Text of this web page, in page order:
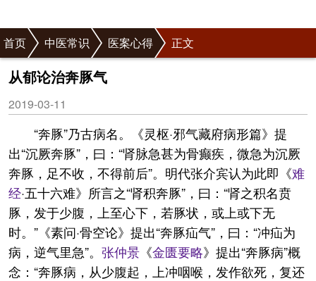
首页 中医常识 医案心得 正文
从郁论治奔豚气
2019-03-11
“奔豚”乃古病名。《灵枢·邪气藏府病形篇》提
出“沉厥奔豚”，曰：“肾脉急甚为骨癫疾，微急为沉厥
奔豚，足不收，不得前后”。明代张介宾认为此即《难
经·五十六难》所言之“肾积奔豚”，曰：“肾之积名贲
豚，发于少腹，上至心下，若豚状，或上或下无
时。”《素问·骨空论》提出“奔豚疝气”，曰：“冲疝为
病，逆气里急”。 张仲景 《金匮要略》提出“奔豚病”概
念：“奔豚病，从少腹起，上冲咽喉，发作欲死，复还